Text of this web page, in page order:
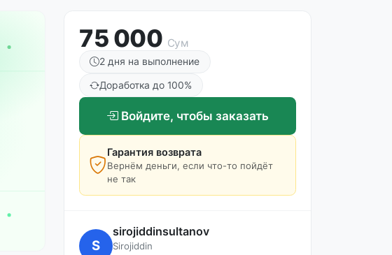
75 000 Сум
2 дня на выполнение
Доработка до 100%
Войдите, чтобы заказать
Гарантия возврата
Вернём деньги, если что-то пойдёт
не так
S
sirojiddinsultanov
Sirojiddin